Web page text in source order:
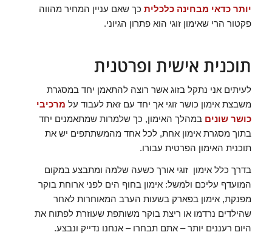
יותר כדאי מבחינה כלכליתכך שאם עניין המחיר מהווה
פקטור הרי שאימון זוגי הוא פתרון הגיוני.
תוכנית אישית ופרטנית
לעיתים אני נתקל בזוג אשר רוצה להתאמן יחד במסגרת
משבצת אימון כושר זוגי אך יחד עם זאת לעבוד על מרכיבי
כושר שונים במהלך האימון, כך שלמרות שמתאמנים יחד
בתוך מסגרת אימון אחת, לכל אחד מהמשתתפים יש את
תוכנית האימון הפרטית עבורו.
בדרך כלל אימון זוגי אורך כשעה שלמה ומתבצע במקום
המועדף עליכם ולמשל: אימון בחוף הים לפני ארוחת בוקר
מפנקת, אימון בפארק בשעות הערב המאוחרות לאחר
שהילדים נרדמו או ריצת בוקר משותפת שעוזרת לפתוח את
היום רעננים יותר – אתם תבחרו – אנחנו נדייק ונבצע.